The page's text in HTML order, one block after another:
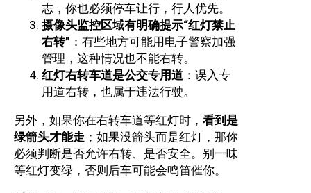
志，你也必须停车让行，行人优先。
摄像头监控区域有明确提示“红灯禁止
右转” ：有些地方可能用电子警察加强
管理，这种情况也不能右转。
红灯右转车道是公交专用道 ：误入专
用道右转，也属于违法行驶。
另外，如果你在右转车道等红灯时， 看到是
绿箭头才能走 ；如果没箭头而是红灯，那你
必须判断是否允许右转、是否安全。别一味
等红灯变绿，否则后车可能会鸣笛催你。